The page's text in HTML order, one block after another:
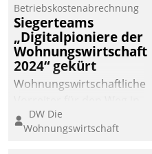
Betriebskostenabrechnung
Siegerteams
„Digitalpioniere der
Wohnungswirtschaft
2024“ gekürt
Wohnungswirtschaftliche
eine digitale Zukunft zu
finden, ist das Ziel des
DW Die
Wohnungswirtschaft